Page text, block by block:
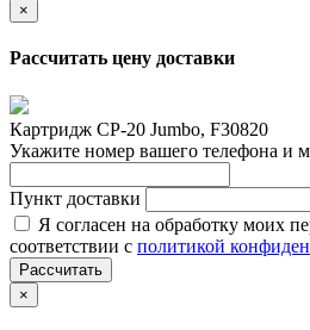
×
Рассчитать цену доставки
Картридж CP-20 Jumbo, F30820
Укажите номер вашего телефона и
Пункт доставки
Я согласен на обработку моих
соответствии с политикой
Рассчитать
×